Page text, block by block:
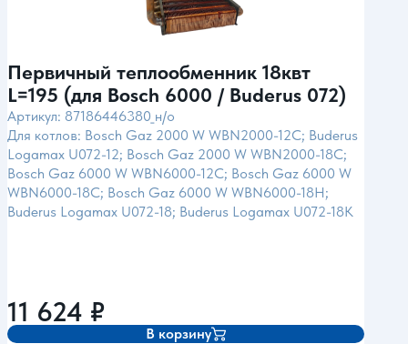
Первичный теплообменник 18квт
L=195 (для Bosch 6000 / Buderus 072)
Артикул: 87186446380_н/о
Для котлов: Bosch Gaz 2000 W WBN2000-12C; Buderus
Logamax U072-12; Bosch Gaz 2000 W WBN2000-18C;
Bosch Gaz 6000 W WBN6000-12C; Bosch Gaz 6000 W
WBN6000-18C; Bosch Gaz 6000 W WBN6000-18H;
Buderus Logamax U072-18; Buderus Logamax U072-18K
11 624 ₽
В корзину